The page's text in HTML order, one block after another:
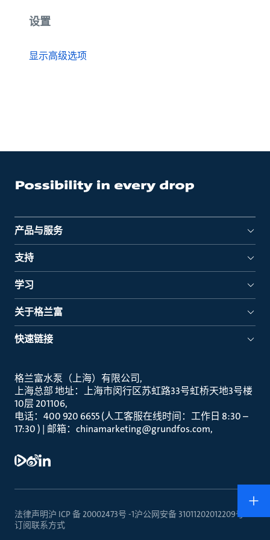
设置
显示高级选项
产品与服务
支持
学习
关于格兰富
快速链接
格兰富水泵（上海）有限公司
上海总部 地址：上海市闵行区苏虹路33号虹桥天地3号楼
10层 201106
电话：400 920 6655 (人工客服在线时间：工作日 8:30 –
17:30 ) | 邮箱：chinamarketing@grundfos.com
法律声明沪 ICP 备 20002473号 -1沪公网安备 31011202012209号
订阅联系方式